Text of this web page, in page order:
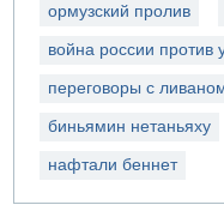
ормузский пролив
война россии против
переговоры с
биньямин нетаньяху
нафтали беннет